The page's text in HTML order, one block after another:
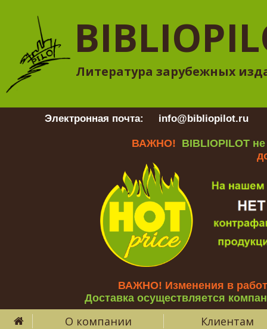
Литература зарубежных
Электронная почта: info@bibliopilot.ru
ВАЖНО! BIBLIOPILOT
ВАЖНО! Изменения в
Доставка осуществляется
О компании Клиентам